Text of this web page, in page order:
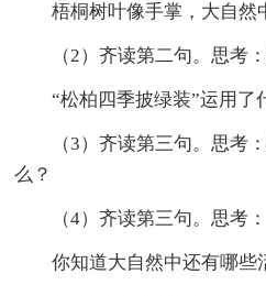
梧桐树叶像手掌，大自然
（2）齐读第二句。思考
“松柏四季披绿装”运用了
（3）齐读第三句。思考
么？
（4）齐读第三句。思考：
你知道大自然中还有哪些